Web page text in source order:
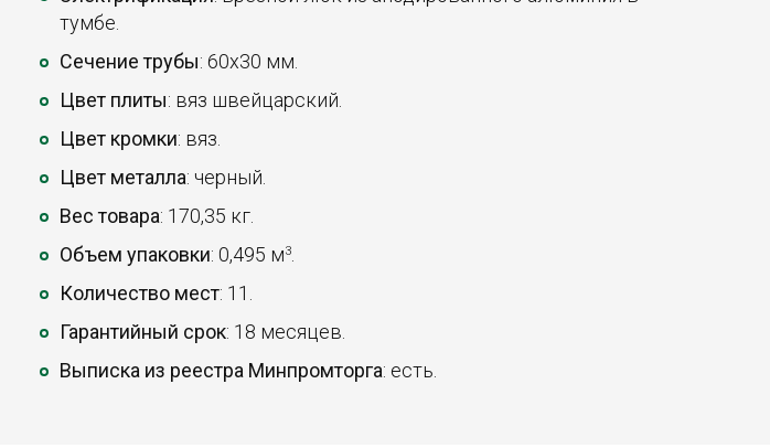
тумбе.
Сечение трубы: 60х30 мм.
Цвет плиты: вяз швейцарский.
Цвет кромки: вяз.
Цвет металла: черный.
Вес товара: 170,35 кг.
Объем упаковки: 0,495 м3
Количество мест: 11.
Гарантийный срок: 18 месяцев.
Выписка из реестра Минпромторга: есть.